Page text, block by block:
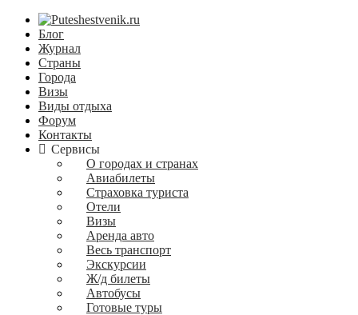
Блог
Журнал
Страны
Города
Визы
Виды отдыха
Форум
Контакты
Сервисы
О городах и странах
Авиабилеты
Страховка туриста
Отели
Визы
Аренда авто
Весь транспорт
Экскурсии
Ж/д билеты
Автобусы
Готовые туры